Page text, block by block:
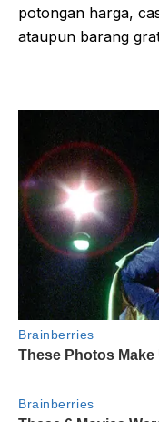
potongan harga,
ataupun barang